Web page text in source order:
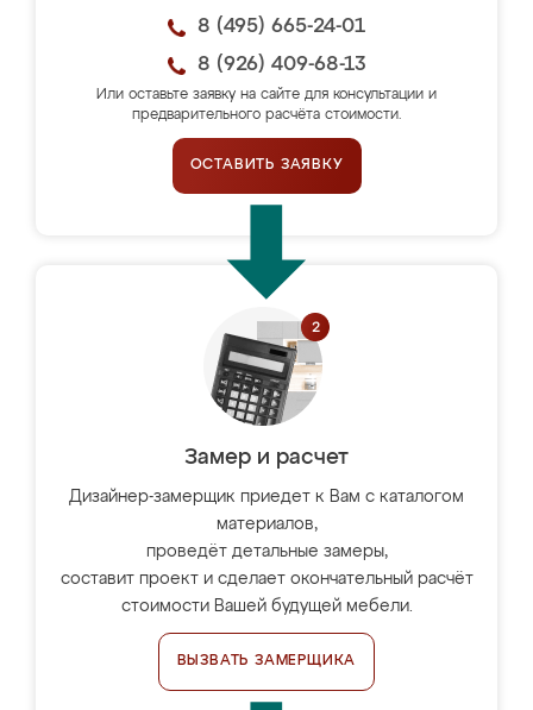
8 (495) 665-24-01
8 (926) 409-68-13
Или оставьте заявку на сайте для консультации и
предварительного расчёта стоимости.
ОСТАВИТЬ ЗАЯВКУ
Замер и расчет
Дизайнер-замерщик приедет к Вам с каталогом
материалов,
проведёт детальные замеры,
составит проект и сделает окончательный расчёт
стоимости Вашей будущей мебели.
ВЫЗВАТЬ ЗАМЕРЩИКА